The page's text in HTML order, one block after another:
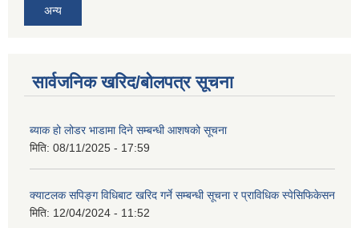
अन्य
सार्वजनिक खरिद/बोलपत्र सूचना
ब्याक हो लोडर भाडामा दिने सम्बन्धी आशषको सूचना
मिति: 08/11/2025 - 17:59
क्याटलक सपिङ्ग विधिबाट खरिद गर्ने सम्बन्धी सूचना र प्राविधिक स्पेसिफिकेसन
मिति: 12/04/2024 - 11:52